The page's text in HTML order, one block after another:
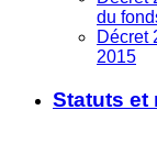
du
Décret
2015
Statuts et